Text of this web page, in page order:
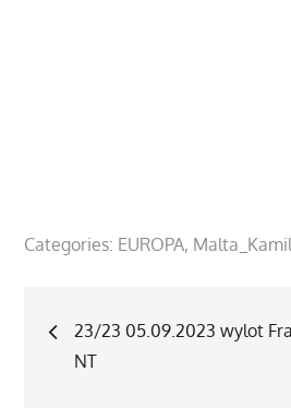
Categories: EUROPA
Nawigacja
wpisu
23/23 05.09.2023 wylot
NT